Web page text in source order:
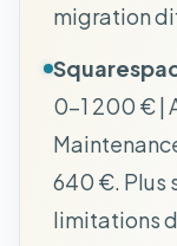
migration
0-1 200 € |
640 €. Plus
limitations